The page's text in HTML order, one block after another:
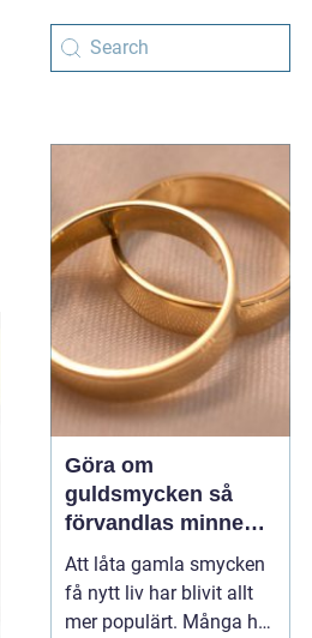
Göra om
guldsmycken så
förvandlas minnen
till nya favoriter
Att låta gamla smycken
få nytt liv har blivit allt
mer populärt. Många har